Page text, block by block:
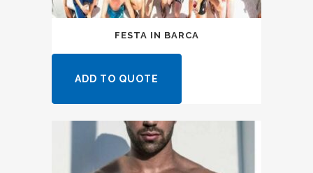
FESTA IN BARCA
ADD TO QUOTE